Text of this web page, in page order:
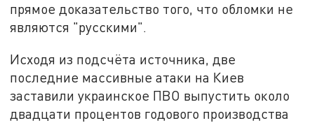
прямое доказательство того, что обломки не
являются "русскими".
Исходя из подсчёта источника, две
последние массивные атаки на Киев
заставили украинское ПВО выпустить около
двадцати процентов годового производства